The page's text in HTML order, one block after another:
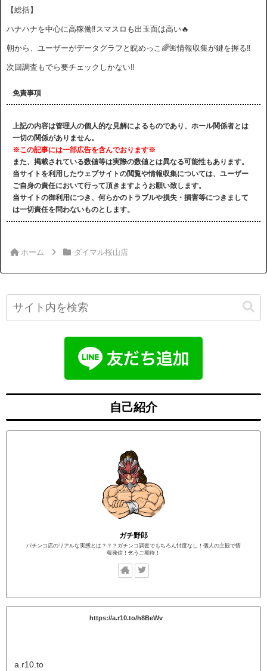
【総括】
ハナハナを中心に高稼働‼️スマスロも出玉面は高い🔥
朝から、ユーザーがデータグラフと睨めっこ🌈🌺情報収集が鍵を握る‼️
次回調査もでら要チェックしかない‼️
免責事項
上記の内容は管理人の個人的な見解によるものであり、ホール関係者とは
一切の関係がありません。
※この記事には一部広告を含んでおります※
また、掲載されている数値等は実際の数値とは異なる可能性もあります。
当サイトを利用したウェブサイトの閲覧や情報収集については、ユーザー
ご自身の責任において行って頂きますようお願い致します。
当サイトの御利用につき、何らかのトラブルや損失・損害等につきまして
は一切責任を問わないものとします。
ホーム ダイマル桜山店
自己紹介
ガチ野郎
パチンコ店のリアルな実態とは？？？ガチンコ調査でもちろん忖度なし！個人の主観で情
報発信！乞うご期待！
https://a.r10.to/h8BeWv
a.r10.to